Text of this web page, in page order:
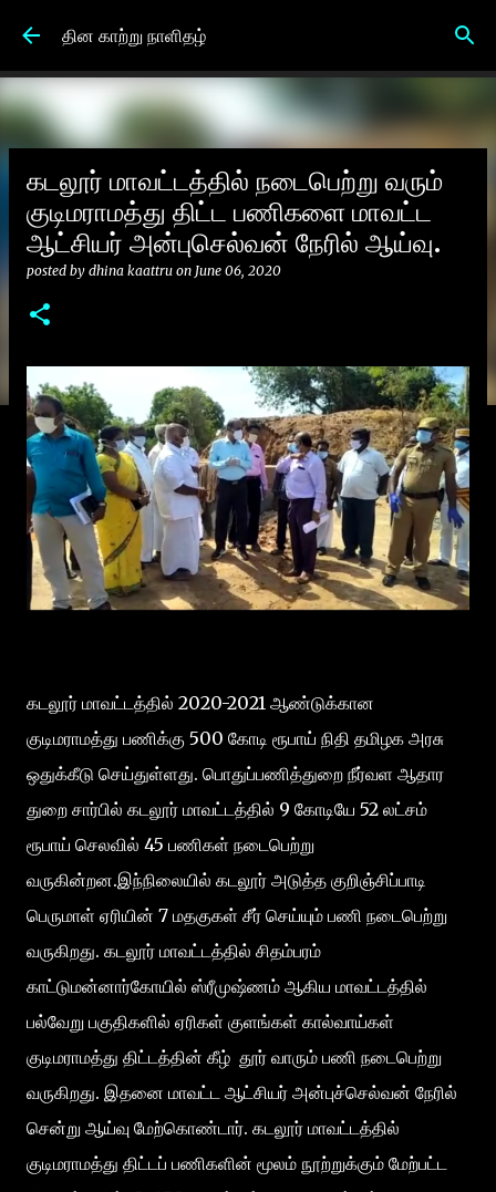
Skip to main content
தின காற்று நாளிதழ்
கடலூர் மாவட்டத்தில் நடைபெற்று வரும்
குடிமராமத்து திட்ட பணிகளை மாவட்ட
ஆட்சியர் அன்புசெல்வன் நேரில் ஆய்வு.
posted by dhina kaattru on June 06, 2020
கடலூர் மாவட்டத்தில் 2020-2021 ஆண்டுக்கான
குடிமராமத்து பணிக்கு 500 கோடி ரூபாய் நிதி தமிழக அரசு
ஒதுக்கீடு செய்துள்ளது. பொதுப்பணித்துறை நீர்வள ஆதார
துறை சார்பில் கடலூர் மாவட்டத்தில் 9 கோடியே 52 லட்சம்
ரூபாய் செலவில் 45 பணிகள் நடைபெற்று
வருகின்றன.இந்நிலையில் கடலூர் அடுத்த குறிஞ்சிப்பாடி
பெருமாள் ஏரியின் 7 மதகுகள் சீர் செய்யும் பணி நடைபெற்று
வருகிறது. கடலூர் மாவட்டத்தில் சிதம்பரம்
காட்டுமன்னார்கோயில் ஸ்ரீமுஷ்ணம் ஆகிய மாவட்டத்தில்
பல்வேறு பகுதிகளில் ஏரிகள் குளங்கள் கால்வாய்கள்
குடிமராமத்து திட்டத்தின் கீழ் தூர் வாரும் பணி நடைபெற்று
வருகிறது. இதனை மாவட்ட ஆட்சியர் அன்புச்செல்வன் நேரில்
சென்று ஆய்வு மேற்கொண்டார்‌. கடலூர் மாவட்டத்தில்
குடிமராமத்து திட்டப் பணிகளின் மூலம் நூற்றுக்கும் மேற்பட்ட